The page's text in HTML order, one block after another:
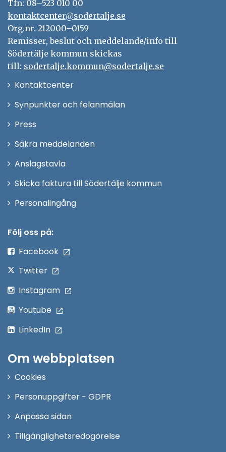
Tfn: 08–523 010 00
kontaktcenter@sodertalje.se
Org.nr. 212000–0159
Remisser, beslut och meddelande/info till
Södertälje kommun skickas
till: sodertalje.kommun@sodertalje.se
KontaktcenterÖppna
Synpunkter och felanmälan
Press
fönster
Säkra meddelanden
Anslagstavla
Skicka faktura till Södertälje kommun
PersonalingångÖppna
Följ oss på:
Facebook
Twitter
Instagram
Youtube
LinkedIn
Om webbplatsen
Cookies
Personuppgifter - GDPR
Anpassa sidan
Tillgänglighetsredogörelse